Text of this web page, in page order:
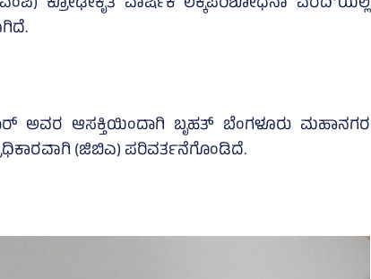
ಅವರ ಆಸಕ್ತಿಯಿಂದಾಗಿ ಬೃಹತ್‌ ಬೆಂಗಳೂರು ಮಹಾನಗರ
(ಜಿಬಿಎ) ಪರಿವರ್ತನೆಗೊಂಡಿದೆ.